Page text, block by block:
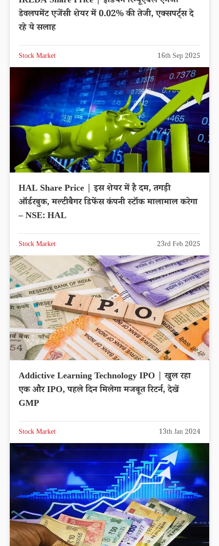
डेवलपमेंट एजेंसी शेयर में 0.02% की तेजी, एक्सपर्ट्स दे
रहे ये सलाह
Stock Market 16th Sep 2025
HAL Share Price | इस शेयर में है दम, तगड़ी
ऑर्डरबुक, मल्टीबैगर डिफेंस कंपनी स्टॉक मालामाल करेगा
– NSE: HAL
Stock Market 23rd Feb 2025
Addictive Learning Technology IPO | खुल रहा
एक और IPO, पहले दिन मिलेगा मजबूत रिटर्न, देखें
GMP
Stock Market 13th Jan 2024